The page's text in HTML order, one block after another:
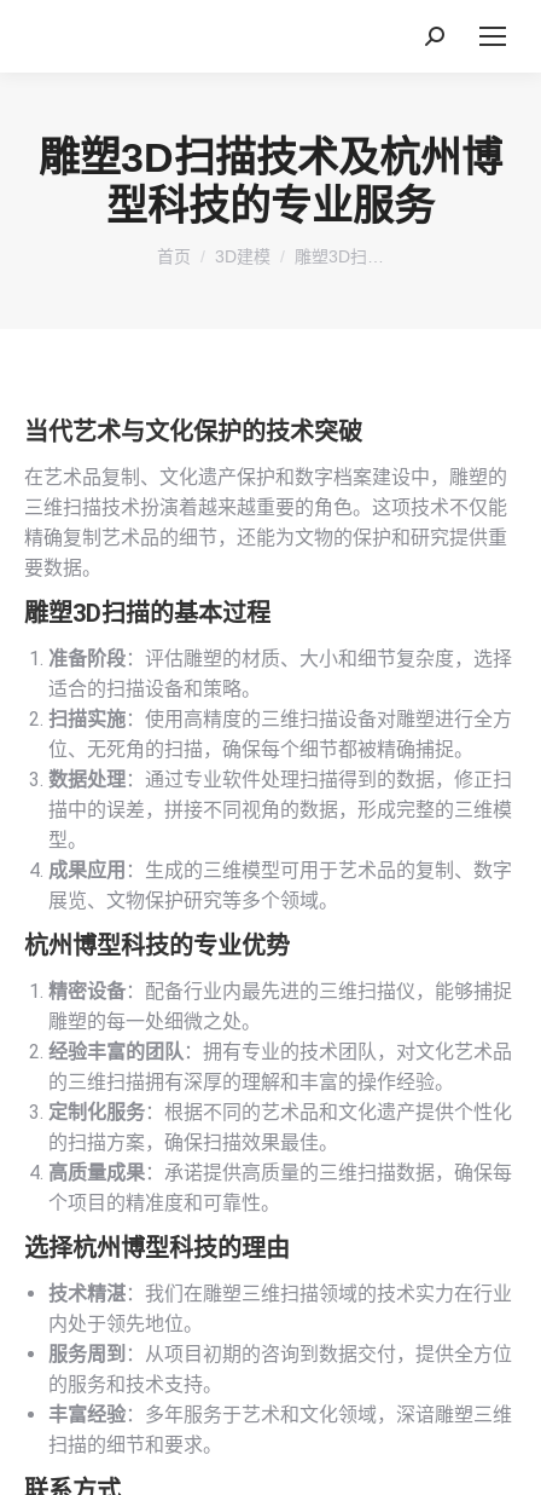
搜
雕塑3D扫描技术及杭州博
型科技的专业服务
您在这里：
首页 3D建模 雕塑3D扫…
当代艺术与文化保护的技术突破
在艺术品复制、文化遗产保护和数字档案建设中，雕塑的
三维扫描技术扮演着越来越重要的角色。这项技术不仅能
精确复制艺术品的细节，还能为文物的保护和研究提供重
要数据。
雕塑3D扫描的基本过程
准备阶段：评估雕塑的材质、大小和细节复杂度，选择
适合的扫描设备和策略。
扫描实施：使用高精度的三维扫描设备对雕塑进行全方
位、无死角的扫描，确保每个细节都被精确捕捉。
数据处理：通过专业软件处理扫描得到的数据，修正扫
描中的误差，拼接不同视角的数据，形成完整的三维模
型。
成果应用 ：生成的三维模型可用于艺术品的复制、数字
展览、文物保护研究等多个领域。
杭州博型科技的专业优势
精密设备：配备行业内最先进的三维扫描仪，能够捕捉
雕塑的每一处细微之处。
经验丰富的团队：拥有专业的技术团队，对文化艺术品
的三维扫描拥有深厚的理解和丰富的操作经验。
定制化服务：根据不同的艺术品和文化遗产提供个性化
的扫描方案，确保扫描效果最佳。
高质量成果：承诺提供高质量的三维扫描数据，确保每
个项目的精准度和可靠性。
选择杭州博型科技的理由
技术精湛：我们在雕塑三维扫描领域的技术实力在行业
内处于领先地位。
服务周到 ：从项目初期的咨询到数据交付，提供全方位
的服务和技术支持。
丰富经验：多年服务于艺术和文化领域，深谙雕塑三维
扫描的细节和要求。